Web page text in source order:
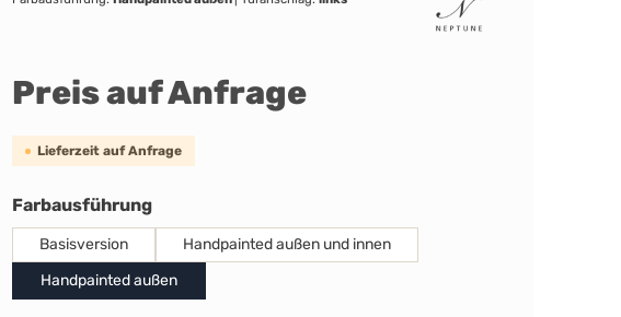
Preis auf Anfrage
Lieferzeit auf Anfrage
Farbausführungauswählen
Basisversion
Handpainted außen und innen
Handpainted außen